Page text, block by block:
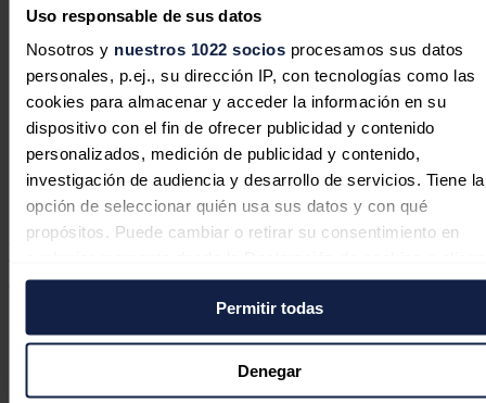
Uso responsable de sus datos
Nosotros y nuestros 1022 sociosprocesamos sus datos
personales, p.ej., su dirección IP, con tecnologías como las
cookies para almacenar y acceder la información en su
dispositivo con el fin de ofrecer publicidad y contenido
personalizados, medición de publicidad y contenido,
investigación de audiencia y desarrollo de servicios. Tiene la
opción de seleccionar quién usa sus datos y con qué
propósitos. Puede cambiar o retirar su consentimiento en
en el Menú de consentimiento.
Si lo permite, también quisiéramos:
Recopilar información sobre su ubicación geográfica
puede tener una precisión de varios metros
Permitir todas
Denegar
grupo bp
Iberdrola | bp pulse inaugura el
megahub de recarga pública más
grande de España
Por otra parte, la NOC ha comunicado en su página web que BP
tiene intención también de reabrir sus oficinas en la capital libia,
Trípoli, en algún momento del último trimestre del año con el
objetivo de supervisar "de cerca" su actividad en el país.